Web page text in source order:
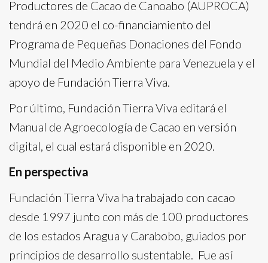
Productores de Cacao de Canoabo (AUPROCA)
tendrá en 2020 el co-financiamiento del
Programa de Pequeñas Donaciones del Fondo
Mundial del Medio Ambiente para Venezuela y el
apoyo de Fundación Tierra Viva.
Por último, Fundación Tierra Viva editará el
Manual de Agroecología de Cacao en versión
digital, el cual estará disponible en 2020.
En perspectiva
Fundación Tierra Viva ha trabajado con cacao
desde 1997 junto con más de 100 productores
de los estados Aragua y Carabobo, guiados por
principios de desarrollo sustentable. Fue así